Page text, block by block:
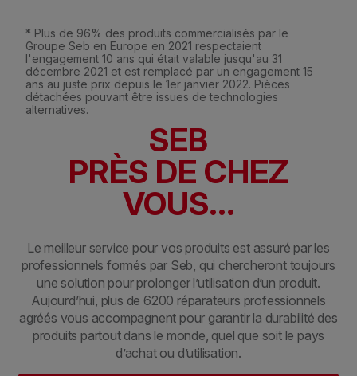
* Plus de 96% des produits commercialisés par le
Groupe Seb en Europe en 2021 respectaient
l'engagement 10 ans qui était valable jusqu'au 31
décembre 2021 et est remplacé par un engagement 15
ans au juste prix depuis le 1er janvier 2022. Pièces
détachées pouvant être issues de technologies
alternatives.
SEB
PRÈS DE CHEZ
VOUS...
Le meilleur service pour vos produits est assuré par les
professionnels formés par Seb, qui chercheront toujours
une solution pour prolonger l’utilisation d’un produit.
Aujourd’hui, plus de 6200 réparateurs professionnels
agréés vous accompagnent pour garantir la durabilité des
produits partout dans le monde, quel que soit le pays
d’achat ou d’utilisation.